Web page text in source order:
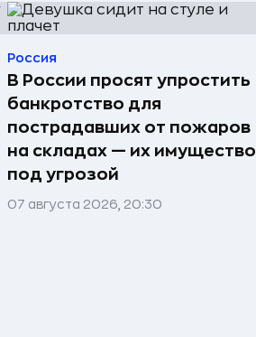
Россия
В России просят упростить
банкротство для
пострадавших от пожаров
на складах — их имущество
под угрозой
07 августа 2026, 20:30